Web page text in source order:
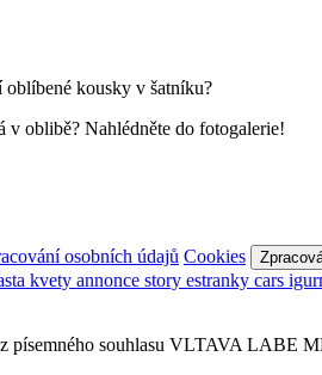
oblíbené kousky v šatníku?
v oblibě? Nahlédněte do fotogalerie!
osobních údajů Cookies
kvety annonce story estranky cars
souhlasu VLTAVA LABE